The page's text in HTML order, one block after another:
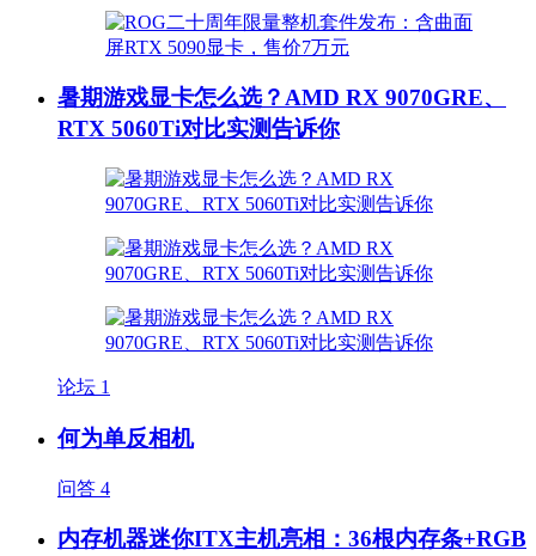
暑期游戏显卡怎么选？AMD RX 9070GRE、
RTX 5060Ti对比实测告诉你
论坛 1
何为单反相机
问答 4
内存机器迷你ITX主机亮相：36根内存条+RGB